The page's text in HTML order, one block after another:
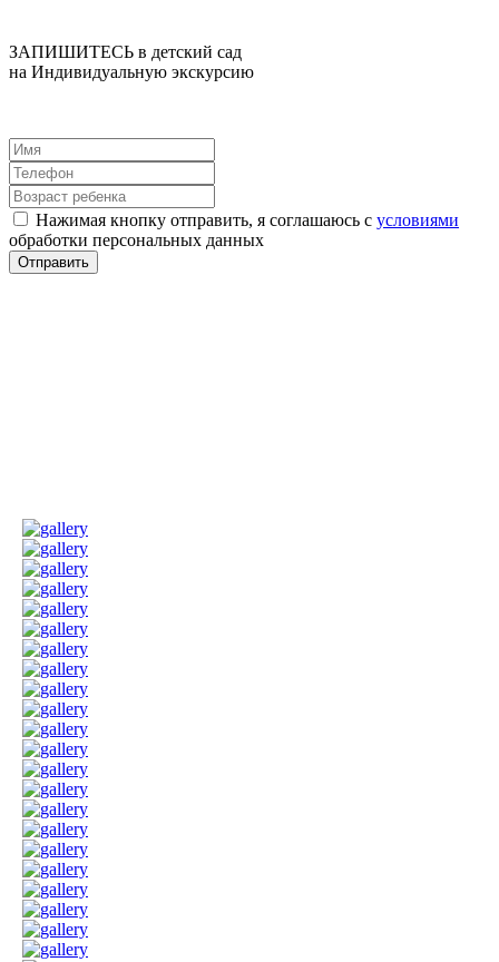
ЗАПИШИТЕСЬ в детский сад
на Индивидуальную экскурсию
Нажимая кнопку отправить, я соглашаюсь с условиями
обработки персональных данных